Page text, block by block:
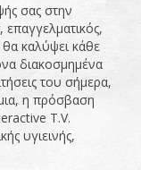
σας στην
επαγγελματικός,
καλύψει κάθε
διακοσμημένα
του σήμερα,
η πρόσβαση
T.V.
υγιεινής,